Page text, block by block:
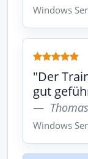
Windows
"Der
gut
Windows